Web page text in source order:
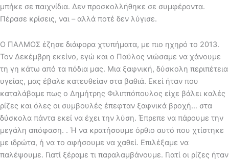
μπήκε σε παιχνίδια. Δεν προσκολλήθηκε σε συμφέροντα.
Πέρασε κρίσεις, ναι – αλλά ποτέ δεν λύγισε.
Ο ΠΑΛΜΟΣ έζησε διάφορα χτυπήματα, με πιο ηχηρό το 2013.
Τον Δεκέμβρη εκείνο, εγώ και ο Παύλος νιώσαμε να χάνουμε
τη γη κάτω από τα πόδια μας. Μια ξαφνική, δύσκολη περιπέτεια
υγείας, μας έβαλε κατευθείαν στα βαθιά. Εκεί ήταν που
καταλάβαμε πως ο Δημήτρης Φιλιππόπουλος είχε βάλει καλές
ρίζες και όλες οι συμβουλές έπεφταν ξαφνικά βροχή… στα
δύσκολα πάντα εκεί να έχει την λύση. Έπρεπε να πάρουμε την
μεγάλη απόφαση. . Ή να κρατήσουμε όρθιο αυτό που χτίστηκε
με ιδρώτα, ή να το αφήσουμε να χαθεί. Επιλέξαμε να
παλέψουμε. Γιατί ξέραμε τι παραλαμβάνουμε. Γιατί οι ρίζες ήταν